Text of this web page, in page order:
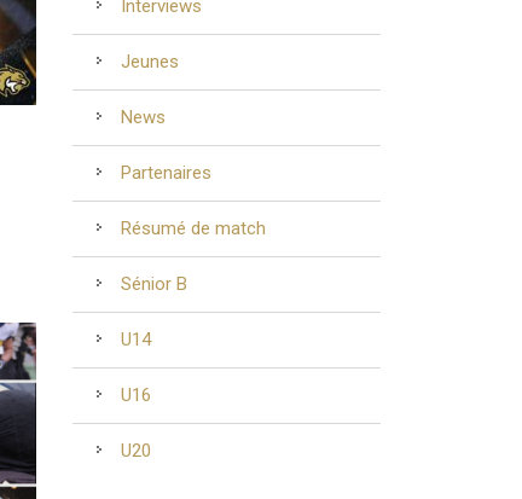
Interviews
Jeunes
News
Partenaires
Résumé de match
Sénior B
U14
U16
U20